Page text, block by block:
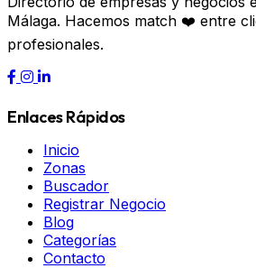
Málaga. Hacemos match ❤️ entre
profesionales.
Enlaces Rápidos
Inicio
Zonas
Buscador
Registrar Negocio
Blog
Categorías
Contacto